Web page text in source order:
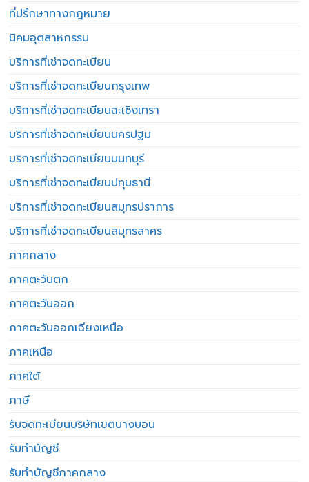
ที่ปรึกษาทางกฎหมาย
นิคมอุตสาหกรรม
บริการที่เช่าจดทะเบียน
บริการที่เช่าจดทะเบียนกรุงเทพ
บริการที่เช่าจดทะเบียนฉะเชิงเทรา
บริการที่เช่าจดทะเบียนนครปฐม
บริการที่เช่าจดทะเบียนนนทบุรี
บริการที่เช่าจดทะเบียนปทุมธานี
บริการที่เช่าจดทะเบียนสมุทรปราการ
บริการที่เช่าจดทะเบียนสมุทรสาคร
ภาคกลาง
ภาคตะวันตก
ภาคตะวันออก
ภาคตะวันออกเฉียงเหนือ
ภาคเหนือ
ภาคใต้
ภาษี
รับจดทะเบียนบริษัทเขตบางบอน
รับทำบัญชี
รับทำบัญชีภาคกลาง